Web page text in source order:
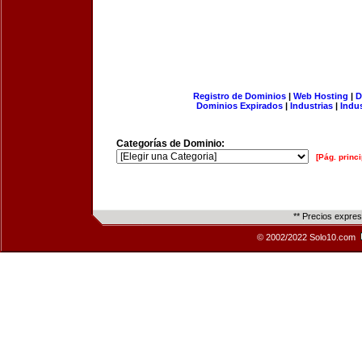
Registro de Dominios| Web Hosting |
Dominios Expirados | Industrias |
Categorías de Dominio:
[Pág.
** Precios
© 2002/2022 Solo10.com